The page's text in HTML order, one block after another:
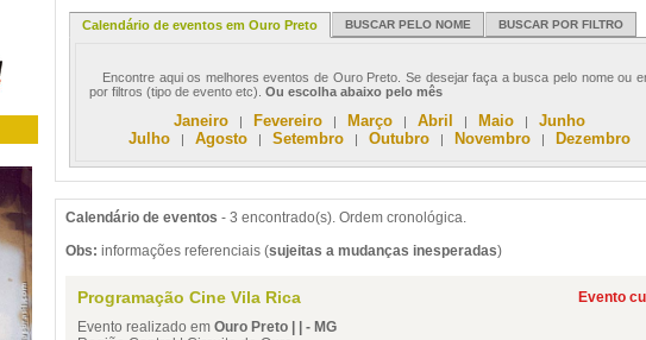
Calendário de eventos em Ouro Preto BUSCAR PELO NOME BUSCAR POR FILTRO
Encontre aqui os melhores eventos de Ouro Preto. Se desejar faça a busca pelo nome ou
por filtros (tipo de evento etc). Ou escolha abaixo pelo mês
Janeiro| Fevereiro| Março| Abril | Maio| Junho
Julho| Agosto| Setembro| Outubro| Novembro| Dezembro
Calendário de eventos - 3 encontrado(s). Ordem cronológica.
Obs: informações referenciais (sujeitas a mudanças inesperadas)
Programação Cine Vila Rica
Evento
Evento realizado em Ouro Preto | | - MG